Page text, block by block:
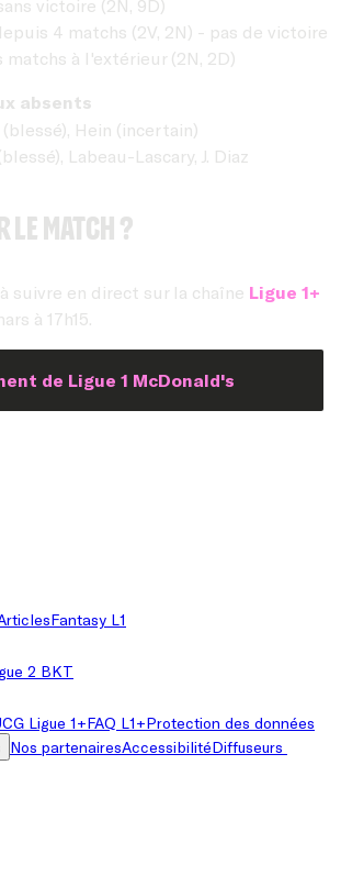
victoire (2N, 9D)
4 matchs (2V, 2N) - pas de victoire
matchs à l'extérieur (2N, 2D)
absents
Hein (incertain)
Labeau-Lascary, J. Diaz
le match ?
suivre en direct sur la chaîne Ligue 1+
à 17h15.
de Ligue 1 McDonald's
Fantasy L1
2 BKT
CG Ligue 1+FAQ L1+Protection des données
Nos partenairesAccessibilitéDiffuseurs